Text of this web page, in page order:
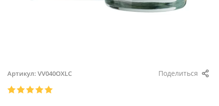
Артикул: VV040OXLC Поделиться